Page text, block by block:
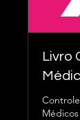
Livro